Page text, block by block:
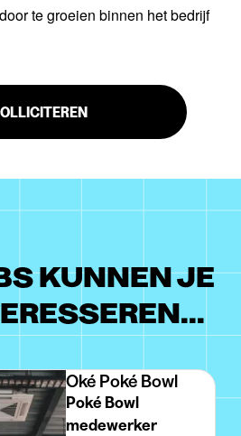
te groeien binnen het bedrijf
KUNNEN JE
Oké Poké Bowl
Poké Bowl
medewerker